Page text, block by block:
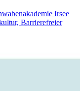
Irsee
Barrierefreier